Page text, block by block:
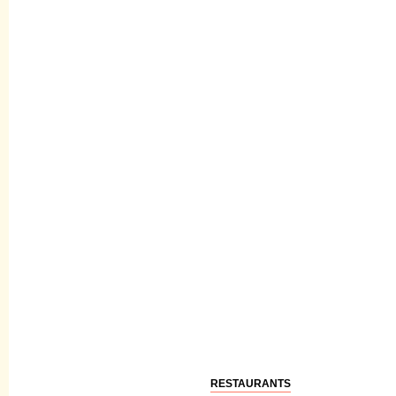
RESTAURANTS